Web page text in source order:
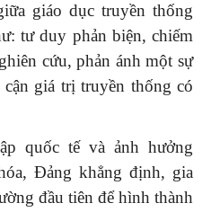
giáo dục truyền thống
tư duy phản biện, chiếm
cứu, phản ánh một sự
giá trị truyền thống có
quốc tế và ảnh hưởng
Đảng khẳng định, gia
đầu tiên để hình thành